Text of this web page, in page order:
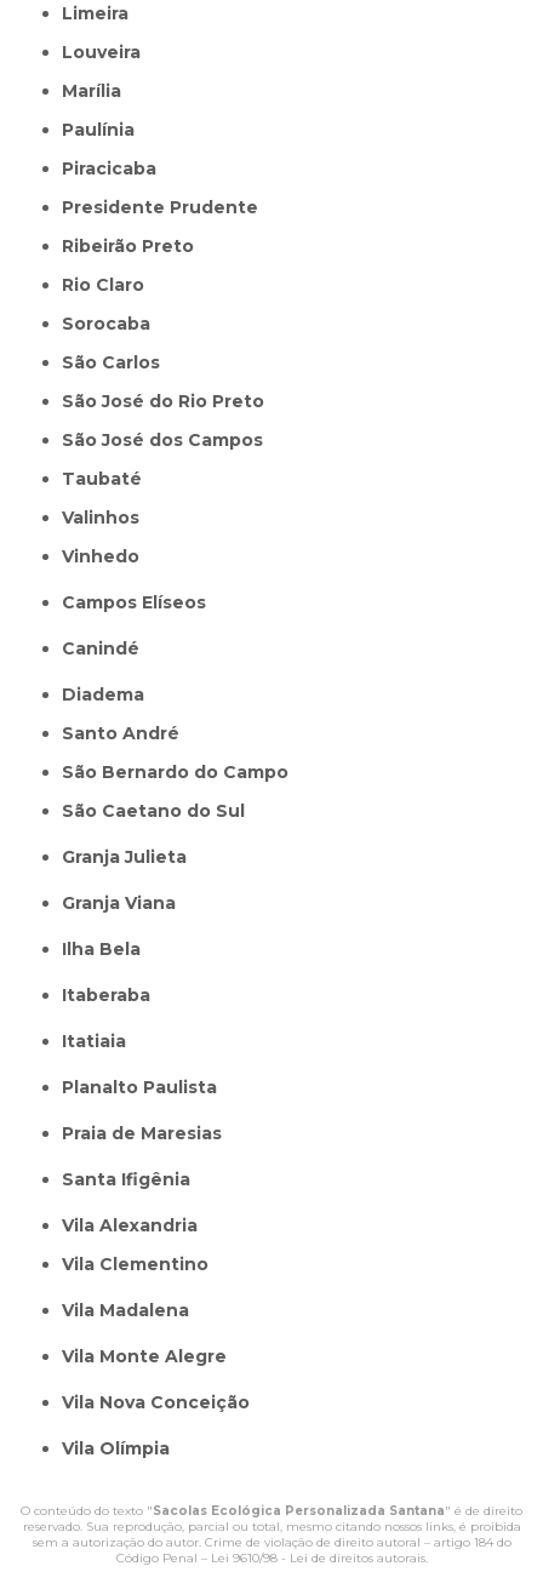
Limeira
Louveira
Marília
Paulínia
Piracicaba
Presidente Prudente
Ribeirão Preto
Rio Claro
Sorocaba
São Carlos
São José do Rio Preto
São José dos Campos
Taubaté
Valinhos
Vinhedo
Campos Elíseos
Canindé
Diadema
Santo André
São Bernardo do Campo
São Caetano do Sul
Granja Julieta
Granja Viana
Ilha Bela
Itaberaba
itatiaia
Planalto Paulista
Praia de Maresias
Santa Ifigênia
Vila Alexandria
Vila Clementino
Vila Madalena
Vila Monte Alegre
Vila Nova Conceição
Vila Olímpia
O conteúdo do texto "Sacolas Ecológica Personalizada Santana" é de direito
reservado. Sua reprodução, parcial ou total, mesmo citando nossos links, é proibida
sem a autorização do autor. Crime de violação de direito autoral – artigo 184 do
Código Penal – Lei 9610/98 - Lei de direitos autorais.